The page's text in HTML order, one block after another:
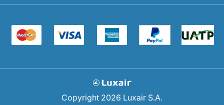
Copyright 2026 Luxair S.A.